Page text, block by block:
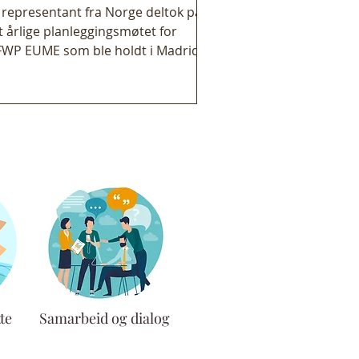
representant fra Norge deltok på
årlige planleggingsmøtet for
EUME som ble holdt i Madrid,
i Europa og Midtøsten for å
gruppediskusjoner om
strategier, presentasjoner
utdanningsprogrammer og
samt gjennomgang av
og finansieringsmål.
Samarbeid og dialog